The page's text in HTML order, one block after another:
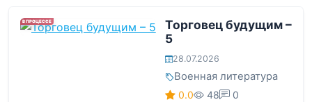
В ПРОЦЕССЕ
Торговец будущим –
5
28.07.2026
Военная литература
0.0 48 0